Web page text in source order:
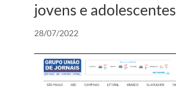
jovens e adolescentes
28/07/2022